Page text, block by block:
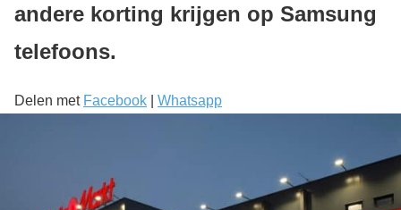
andere korting krijgen op Samsung
telefoons.
Delen met Facebook Whatsapp